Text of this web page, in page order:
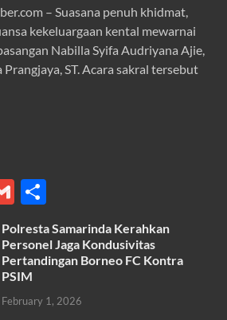
– Suasana penuh khidmat,
kekeluargaan kental mewarnai
Nabilla Syifa Audriyana Ajie,
ST. Acara sakral tersebut
G
m
ail
h
ar
e
Polresta Samarinda Kerahkan
Personel Jaga Kondusivitas
Pertandingan Borneo FC Kontra
PSIM
February 1, 2026